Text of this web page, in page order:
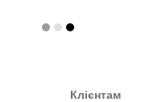
Клієнтам